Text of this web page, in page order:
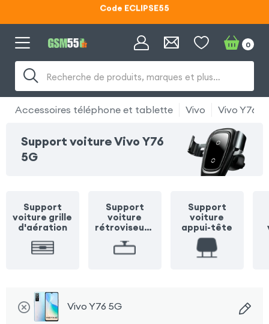
Code ECLIPSE55
Recherche de produits, marques et plus…
0
Accessoires téléphone et tablette Vivo Vivo Y76
Support voiture Vivo Y76
5G
Support
voiture grille
d'aération
Support
voiture
rétroviseur /
Support
voiture
appui-tête
Vivo Y76 5G